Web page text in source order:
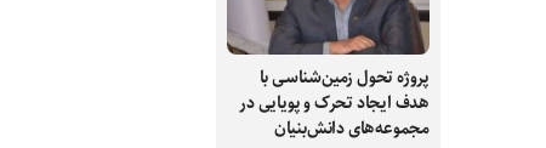
پروژه تحول زمین‌شناسی با
هدف ایجاد تحرک و پویایی در
مجموعه‌های دانش‌بنیان